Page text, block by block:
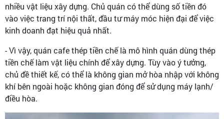
nhiều vật liệu xây dựng. Chủ quán có thể dùng số tiền đó
vào việc trang trí nội thất, đầu tư máy móc hiện đại để việc
kinh doanh đạt hiệu quả nhất.
- Vì vậy, quán cafe thép tiền chế là mô hình quán dùng thép
tiền chế làm vật liệu chính để xây dựng. Tùy vào ý tưởng,
chủ đề thiết kế, có thể là không gian mở hòa nhập với không
khí bên ngoài hoặc không gian đóng để sử dụng máy lạnh/
điều hòa.